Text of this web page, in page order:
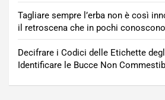
Tagliare sempre l’erba non è così
il retroscena che in pochi conoscono
Decifrare i Codici delle Etichette
Identificare le Bucce Non